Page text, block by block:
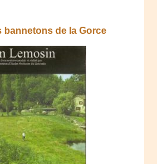
bannetons de la Gorce